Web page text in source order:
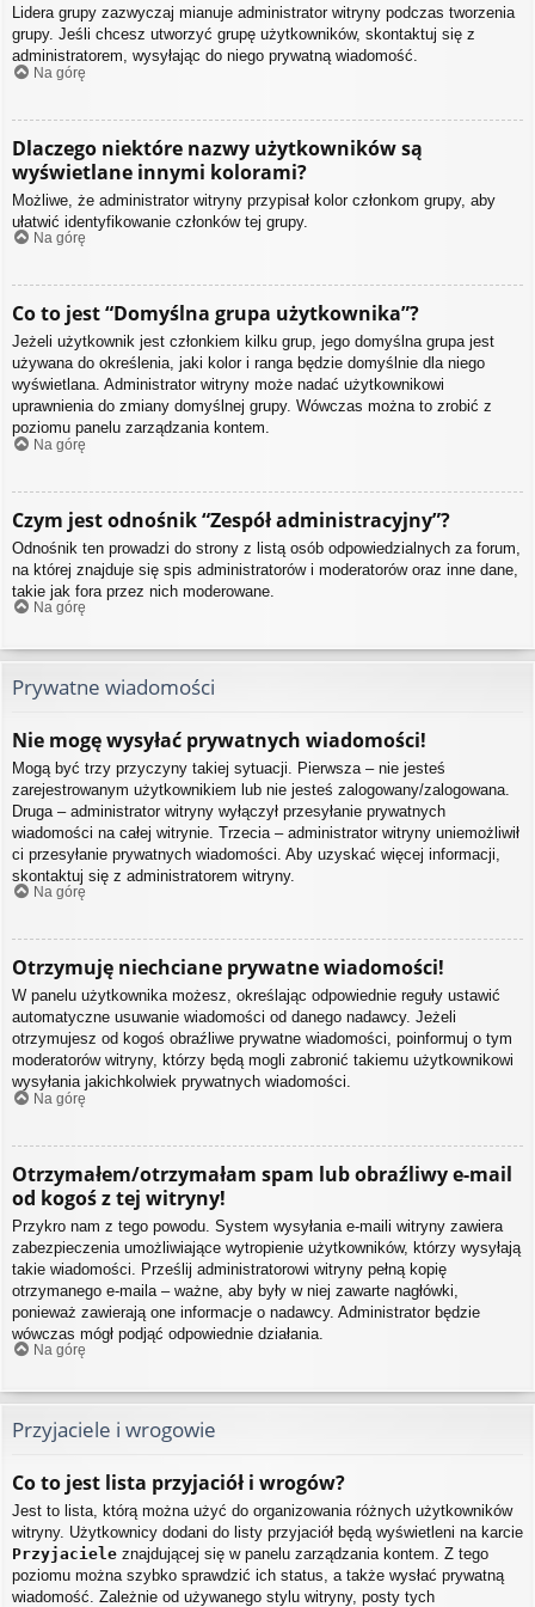
Lidera grupy zazwyczaj mianuje administrator witryny podczas tworzenia
grupy. Jeśli chcesz utworzyć grupę użytkowników, skontaktuj się z
administratorem, wysyłając do niego prywatną wiadomość.
Na górę
Dlaczego niektóre nazwy użytkowników są
wyświetlane innymi kolorami?
Możliwe, że administrator witryny przypisał kolor członkom grupy, aby
ułatwić identyfikowanie członków tej grupy.
Na górę
Co to jest “Domyślna grupa użytkownika”?
Jeżeli użytkownik jest członkiem kilku grup, jego domyślna grupa jest
używana do określenia, jaki kolor i ranga będzie domyślnie dla niego
wyświetlana. Administrator witryny może nadać użytkownikowi
uprawnienia do zmiany domyślnej grupy. Wówczas można to zrobić z
poziomu panelu zarządzania kontem.
Na górę
Czym jest odnośnik “Zespół administracyjny”?
Odnośnik ten prowadzi do strony z listą osób odpowiedzialnych za forum,
na której znajduje się spis administratorów i moderatorów oraz inne dane,
takie jak fora przez nich moderowane.
Na górę
Prywatne wiadomości
Nie mogę wysyłać prywatnych wiadomości!
Mogą być trzy przyczyny takiej sytuacji. Pierwsza – nie jesteś
zarejestrowanym użytkownikiem lub nie jesteś zalogowany/zalogowana.
Druga – administrator witryny wyłączył przesyłanie prywatnych
wiadomości na całej witrynie. Trzecia – administrator witryny uniemożliwił
ci przesyłanie prywatnych wiadomości. Aby uzyskać więcej informacji,
skontaktuj się z administratorem witryny.
Na górę
Otrzymuję niechciane prywatne wiadomości!
W panelu użytkownika możesz, określając odpowiednie reguły ustawić
automatyczne usuwanie wiadomości od danego nadawcy. Jeżeli
otrzymujesz od kogoś obraźliwe prywatne wiadomości, poinformuj o tym
moderatorów witryny, którzy będą mogli zabronić takiemu użytkownikowi
wysyłania jakichkolwiek prywatnych wiadomości.
Na górę
Otrzymałem/otrzymałam spam lub obraźliwy e-mail
od kogoś z tej witryny!
Przykro nam z tego powodu. System wysyłania e-maili witryny zawiera
zabezpieczenia umożliwiające wytropienie użytkowników, którzy wysyłają
takie wiadomości. Prześlij administratorowi witryny pełną kopię
otrzymanego e-maila – ważne, aby były w niej zawarte nagłówki,
ponieważ zawierają one informacje o nadawcy. Administrator będzie
wówczas mógł podjąć odpowiednie działania.
Na górę
Przyjaciele i wrogowie
Co to jest lista przyjaciół i wrogów?
Jest to lista, którą można użyć do organizowania różnych użytkowników
witryny. Użytkownicy dodani do listy przyjaciół będą wyświetleni na karcie
Przyjaciele znajdującej się w panelu zarządzania kontem. Z tego
poziomu można szybko sprawdzić ich status, a także wysłać prywatną
wiadomość. Zależnie od używanego stylu witryny, posty tych